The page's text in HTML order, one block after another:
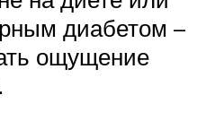
диабетом –
ощущение